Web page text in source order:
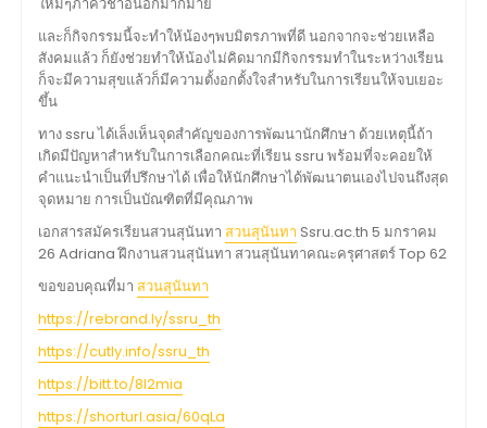
และก็กิจกรรมนี้จะทำให้น้องๆพบมิตรภาพที่ดี นอกจากจะช่วยเหลือ
สังคมแล้ว ก็ยังช่วยทำให้น้องไม่คิดมากมีกิจกรรมทำในระหว่างเรียน
ก็จะมีความสุขแล้วก็มีความตั้งอกตั้งใจสำหรับในการเรียนให้จบเยอะ
ขึ้น
ทาง ssru ได้เล็งเห็นจุดสำคัญของการพัฒนานักศึกษา ด้วยเหตุนี้ถ้า
เกิดมีปัญหาสำหรับในการเลือกคณะที่เรียน ssru พร้อมที่จะคอยให้
คำแนะนำเป็นที่ปรึกษาได้ เพื่อให้นักศึกษาได้พัฒนาตนเองไปจนถึงสุด
จุดหมาย การเป็นบัณฑิตที่มีคุณภาพ
เอกสารสมัครเรียนสวนสุนันทา สวนสุนันทา Ssru.ac.th 5 มกราคม
26 Adriana ฝึกงานสวนสุนันทา สวนสุนันทาคณะครุศาสตร์ Top 62
ขอขอบคุณที่มา สวนสุนันทา
https://rebrand.ly/ssru_th
https://cutly.info/ssru_th
https://bitt.to/8l2mia
https://shorturl.asia/60qLa